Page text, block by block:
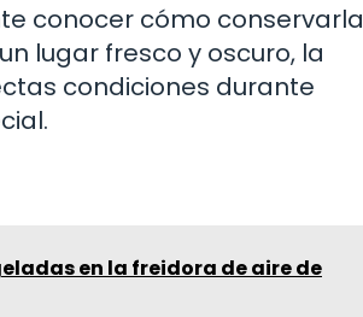
conocer cómo conservarla
lugar fresco y oscuro, la
condiciones durante
en la freidora de aire de